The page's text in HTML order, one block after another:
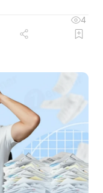
а також
чи
4